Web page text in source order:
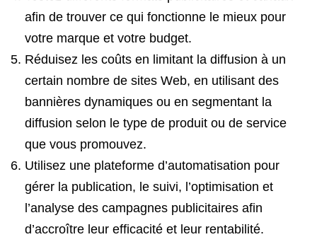
afin de trouver ce qui fonctionne le mieux pour
votre marque et votre budget.
Réduisez les coûts en limitant la diffusion à un
certain nombre de sites Web, en utilisant des
bannières dynamiques ou en segmentant la
diffusion selon le type de produit ou de service
que vous promouvez.
Utilisez une plateforme d’automatisation pour
gérer la publication, le suivi, l’optimisation et
l’analyse des campagnes publicitaires afin
d’accroître leur efficacité et leur rentabilité.